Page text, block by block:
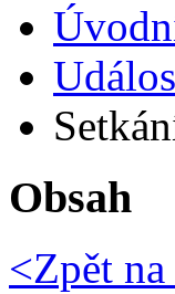
Obsah
<Zpět na